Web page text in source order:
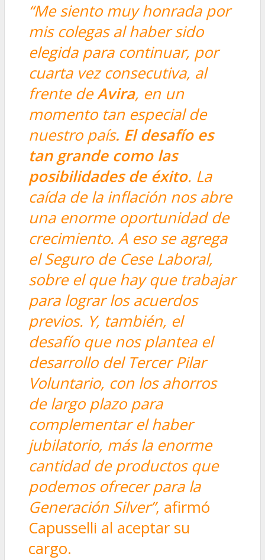
“Me siento muy honrada por
mis colegas al haber sido
elegida para continuar, por
cuarta vez consecutiva, al
frente deAvira, en un
momento tan especial de
nuestro país. El desafío es
tan grande como las
posibilidades de éxito. La
caída de la inflación nos abre
una enorme oportunidad de
crecimiento. A eso se agrega
el Seguro de Cese Laboral,
sobre el que hay que trabajar
para lograr los acuerdos
previos. Y, también, el
desafío que nos plantea el
desarrollo del Tercer Pilar
Voluntario, con los ahorros
de largo plazo para
complementar el haber
jubilatorio, más la enorme
cantidad de productos que
podemos ofrecer para la
Generación Silver”, afirmó
Capusselli al aceptar su
cargo.